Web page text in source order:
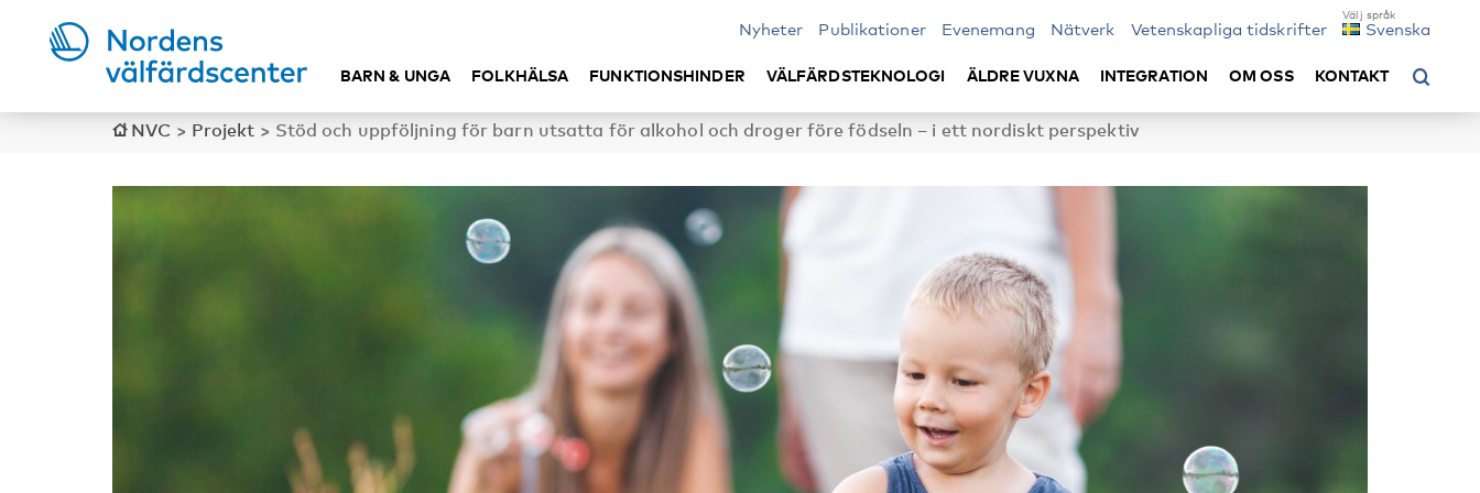
Nyheter Publikationer Evenemang Nätverk Vetenskapliga tidskrifter Svenska
BARN & UNGA FOLKHÄLSA FUNKTIONSHINDER VÄLFÄRDSTEKNOLOGI ÄLDRE VUXNA INTEGRATION OM OSS KONTAKT
NVC > Projekt > Stöd och uppföljning för barn utsatta för alkohol och droger före födseln – i ett nordiskt perspektiv